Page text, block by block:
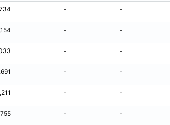
- -
- -
- -
- -
- -
- -